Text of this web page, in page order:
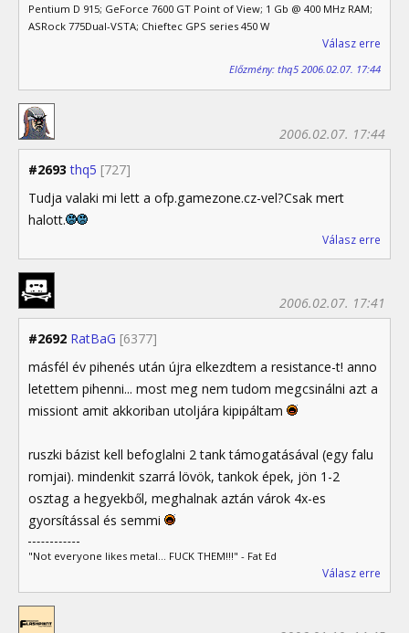
Pentium D 915; GeForce 7600 GT Point of View; 1 Gb @ 400 MHz RAM;
ASRock 775Dual-VSTA; Chieftec GPS series 450 W
Válasz erre
Előzmény: thq5 2006.02.07. 17:44
#2693 thq5 [727]
2006.02.07. 17:44
Tudja valaki mi lett a ofp.gamezone.cz-vel?Csak mert
halott.
Válasz erre
#2692 RatBaG [6377]
2006.02.07. 17:41
másfél év pihenés után újra elkezdtem a resistance-t! anno
letettem pihenni... most meg nem tudom megcsinálni azt a
missiont amit akkoriban utoljára kipipáltam
ruszki bázist kell befoglalni 2 tank támogatásával (egy falu
romjai). mindenkit szarrá lövök, tankok épek, jön 1-2
osztag a hegyekből, meghalnak aztán várok 4x-es
gyorsítással és semmi
"Not everyone likes metal... FUCK THEM!!!" - Fat Ed
Válasz erre